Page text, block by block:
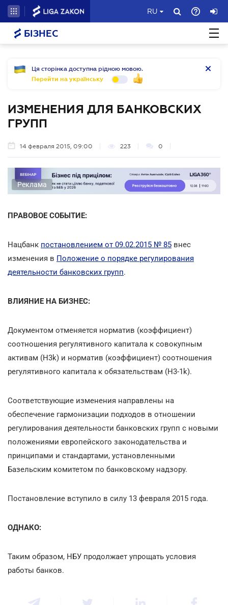
RU
БІЗНЕС
Ця сторінка доступна рідною мовою.
Перейти на українську
ИЗМЕНЕНИЯ ДЛЯ БАНКОВСКИХ
ГРУПП
14 февраля 2015, 09:00 223 0
Реклама
ПРАВОВОЕ СОБЫТИЕ:
Нацбанк постановлением от 09.02.2015 № 85 внес
изменения в Положение о порядке регулирования
деятельности банковских групп.
ВЛИЯНИЕ НА БИЗНЕС:
Документом отменяется норматив (коэффициент)
соотношения регулятивного капитала к совокупным
активам (H3k) и норматив (коэффициент) соотношения
регулятивного капитала к обязательствам (H3-1k).
Соответствующие изменения направлены на
обеспечение гармонизации подходов в отношении
регулирования деятельности банковских групп с новыми
положениями европейского законодательства и
принципами и стандартами, установленными
Базельским комитетом по банковскому надзору.
Постановление вступило в силу 13 февраля 2015 года.
ОДНАКО:
Таким образом, НБУ продолжает упрощать условия
работы банков.